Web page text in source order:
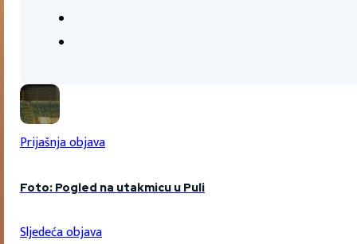
Prijašnja objava
Foto: Pogled na utakmicu u Puli
Sljedeća objava